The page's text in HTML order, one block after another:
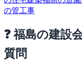
の管工事
❓ 福島の建設
質問